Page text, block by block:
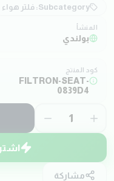
Subcategory: فلتر هواء
المنشأ
بولندي
كود المنتج
FILTRON-SEAT-
0839D4
1
مشاركة